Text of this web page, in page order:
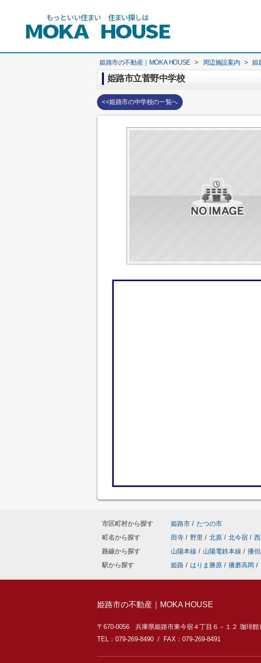
姫路市の不動産｜MOKA HOUSE > 周辺施設案内 > 姫
姫路市立菅野中学校
<<姫路市の中学校の一覧へ
市区町村から探す 姫路市 / たつの市
町名から探す
田寺 / 野里 / 北原 / 北今宿 /
路線から探す
山陽本線 / 山陽電鉄本線 / 播
駅から探す
姫路 / はりま勝原 / 播磨高岡 /
姫路市の不動産｜MOKA HOUSE
〒670-0056 兵庫県姫路市東今宿４丁目６－１２ 珈琲館
TEL：079-269-8490 / FAX：079-269-8491